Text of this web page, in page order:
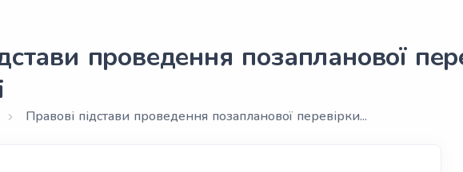
проведення позапланової
Правові підстави проведення позапланової перевірки...